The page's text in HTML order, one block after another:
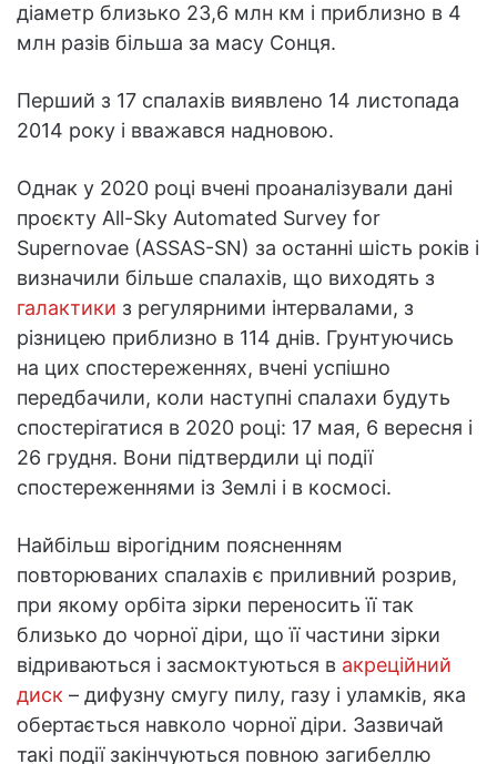
діаметр близько 23,6 млн км і приблизно в 4
млн разів більша за масу Сонця.
Перший з 17 спалахів виявлено 14 листопада
2014 року і вважався надновою.
Однак у 2020 році вчені проаналізували дані
проєкту All-Sky Automated Survey for
Supernovae (ASSAS-SN) за останні шість років і
визначили більше спалахів, що виходять з
галактики з регулярними інтервалами, з
різницею приблизно в 114 днів. Грунтуючись
на цих спостереженнях, вчені успішно
передбачили, коли наступні спалахи будуть
спостерігатися в 2020 році: 17 мая, 6 вересня і
26 грудня. Вони підтвердили ці події
спостереженнями із Землі і в космосі.
Найбільш вірогідним поясненням
повторюваних спалахів є приливний розрив,
при якому орбіта зірки переносить її так
близько до чорної діри, що її частини зірки
відриваються і засмоктуються в акреційний
диск – дифузну смугу пилу, газу і уламків, яка
обертається навколо чорної діри. Зазвичай
такі події закінчуються повною загибеллю